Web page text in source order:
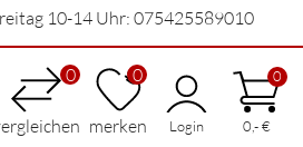
10-14 Uhr: 075425589010
0 0
merken Login
0
0,- €